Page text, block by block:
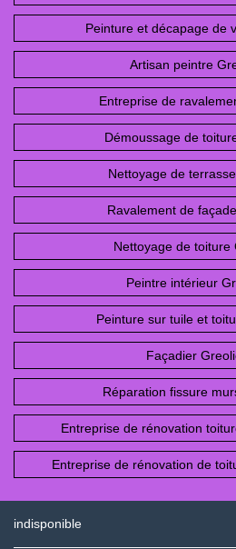
Peinture et décapage de
Artisan peintre
Entreprise de
Démoussage de
Nettoyage de
Ravalement de
Nettoyage de toiture
Peintre intérieur
Peinture sur tuile et
Façadier
Réparation fissure
Entreprise de rénovation
Entreprise de rénovation de
indisponible